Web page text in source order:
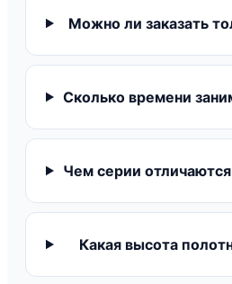
Можно ли заказать
Сколько времени
Чем серии отличаются
Какая высота